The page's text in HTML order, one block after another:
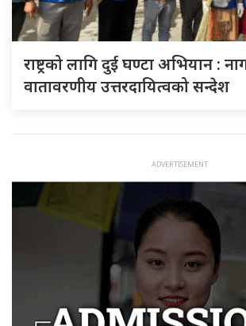
राष्ट्रको लागि दुई घण्टा अभियान :
वातावरणीय उत्तरदायित्वको सन्देश